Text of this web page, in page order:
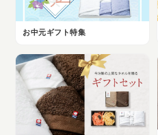
お中元ギフト特集